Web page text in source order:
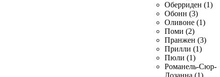
Оберриден (1)
Обонн (3)
Оливоне (1)
Поми (2)
Пранжен (3)
Прилли (1)
Пюли (1)
Романель-Сюр-
Лозанна (1)